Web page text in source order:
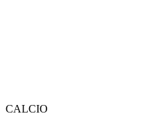
CALCIO